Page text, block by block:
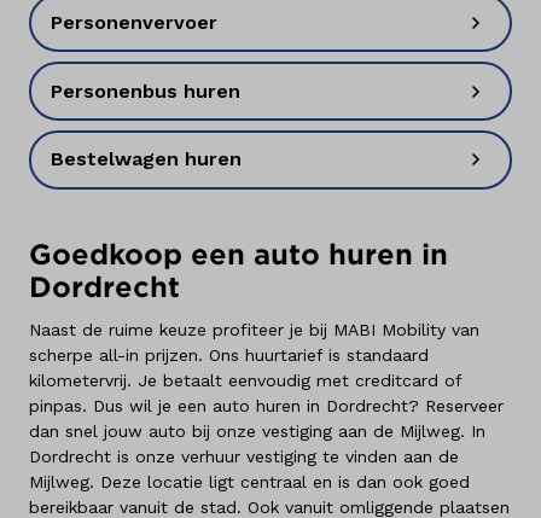
Personenvervoer
Personenbus huren
Bestelwagen huren
Goedkoop een auto huren in
Dordrecht
Naast de ruime keuze profiteer je bij MABI Mobility van
scherpe all-in prijzen. Ons huurtarief is standaard
kilometervrij. Je betaalt eenvoudig met creditcard of
pinpas. Dus wil je een auto huren in Dordrecht? Reserveer
dan snel jouw auto bij onze vestiging aan de Mijlweg. In
Dordrecht is onze verhuur vestiging te vinden aan de
Mijlweg. Deze locatie ligt centraal en is dan ook goed
bereikbaar vanuit de stad. Ook vanuit omliggende plaatsen